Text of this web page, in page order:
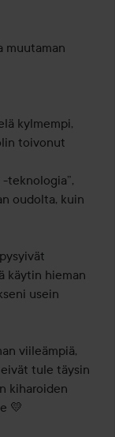
muutaman
kylmempi,
toivonut
teknologia”,
oudolta, kuin
käytin hieman
usein
viileämpiä,
tule täysin
kiharoiden
💛